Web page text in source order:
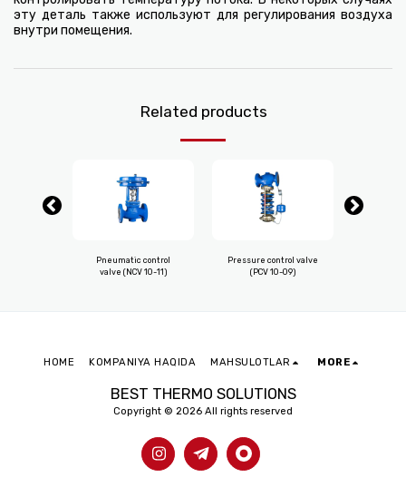
эту деталь также используют для регулирования воздуха
внутри помещения.
Related products
Pneumatic control
valve (NCV 10-11)
Pressure control valve
(PCV 10-09)
BEST THERMO SOLUTIONS
Copyright © 2026 All rights reserved
HOME KOMPANIYA HAQIDA MAHSULOTLAR MORE